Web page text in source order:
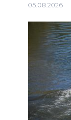
05.08.2026